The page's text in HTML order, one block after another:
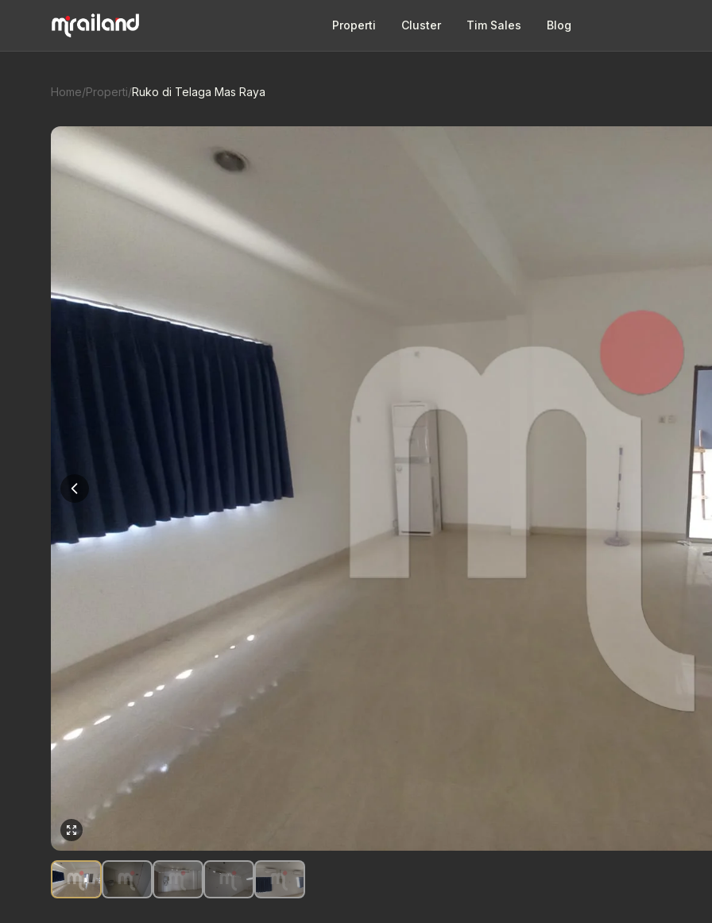
Properti Cluster Tim Sales Blog
Home/Properti/Ruko di Telaga Mas Raya